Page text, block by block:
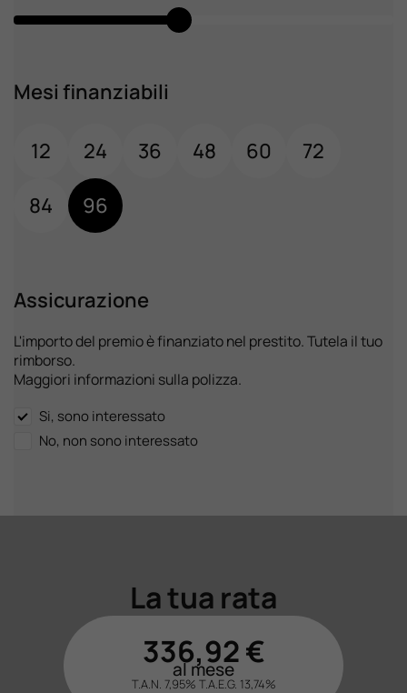
Mesi finanziabili
12 24 36 48 60
72
84
96
Assicurazione
L'importo del premio è finanziato nel prestito. Tutela il tuo
rimborso.
Maggiori informazioni sulla polizza.
Si, sono interessato
No, non sono interessato
La tua rata
336,92€
al mese
T.A.N. 7,95% T.A.E.G. 13,74%